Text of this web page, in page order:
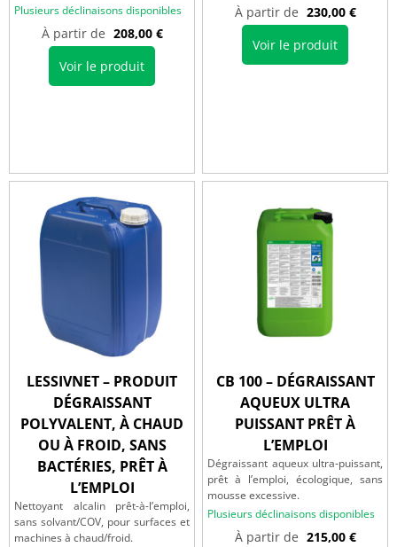
Plusieurs déclinaisons disponibles
À partir de 208,00 €
Voir le produit
À partir de 230,00 €
Voir le produit
LESSIVNET – PRODUIT
DÉGRAISSANT
POLYVALENT, À CHAUD
OU À FROID, SANS
BACTÉRIES, PRÊT À
L’EMPLOI
Nettoyant alcalin prêt-à-l’emploi,
sans solvant/COV, pour surfaces et
machines à chaud/froid.
CB 100 – DÉGRAISSANT
AQUEUX ULTRA
PUISSANT PRÊT À
L’EMPLOI
Dégraissant aqueux ultra‑puissant,
prêt à l’emploi, écologique, sans
mousse excessive.
Plusieurs déclinaisons disponibles
À partir de 215,00 €